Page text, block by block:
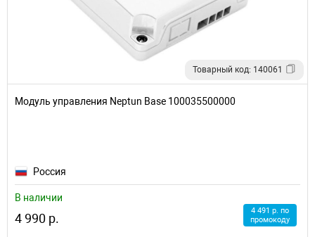
Товарный код: 140061
Модуль управления Neptun Base 100035500000
Россия
В наличии
4 990 р.
4 491 р. по
промокоду